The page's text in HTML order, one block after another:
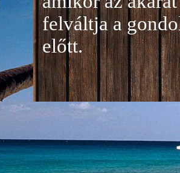
felváltja a
előtt.
Jelentkezés a